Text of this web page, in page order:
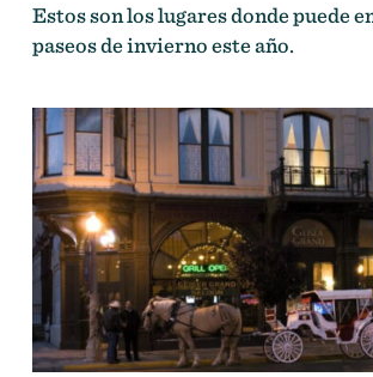
Estos son los lugares donde puede
paseos de invierno este año.